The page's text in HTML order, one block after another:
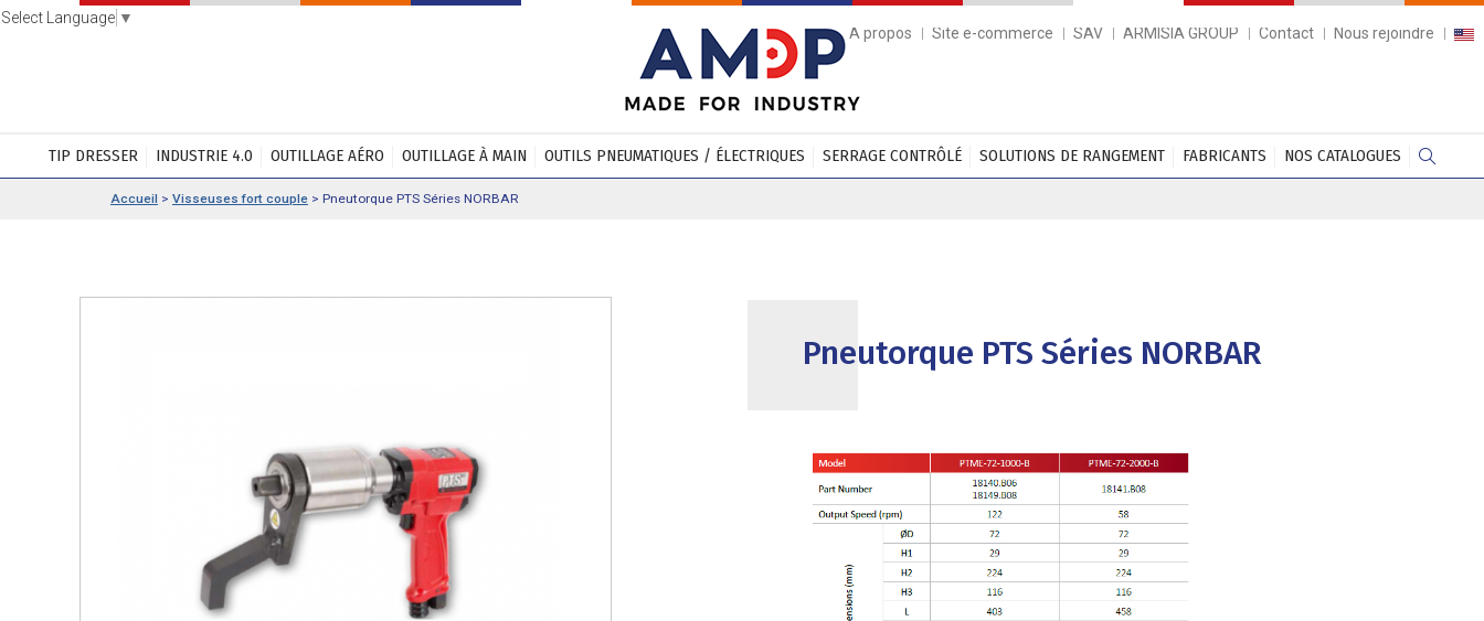
Select Language ▼
A propos
Site e-commerce SAV ARMISIA GROUP Contact Nous rejoindre
TIP DRESSER INDUSTRIE 4.0 OUTILLAGE AÉRO OUTILLAGE À MAIN OUTILS PNEUMATIQUES / ÉLECTRIQUES SERRAGE CONTRÔLÉ SOLUTIONS DE RANGEMENT FABRICANTS NOS CATALOGUES
Accueil > Visseuses fort couple > Pneutorque PTS Séries NORBAR
Pneutorque PTS Séries NORBAR